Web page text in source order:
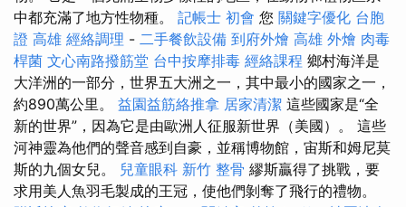
中都充滿了地方性物種。 記帳士 初會 您 關鍵字優化 台胞
證 高雄 經絡調理 - 二手餐飲設備 到府外燴 高雄 外燴 肉毒
桿菌 文心南路撥筋堂 台中按摩排毒 經絡課程 鄉村海洋是
大洋洲的一部分，世界五大洲之一，其中最小的國家之一，
約890萬公里。 益園益筋絡推拿 居家清潔 這些國家是“全
新的世界”，因為它是由歐洲人征服新世界（美國）。 這些
河神靈為他們的聲音感到自豪，並稱博物館，宙斯和姆尼莫
斯的九個女兒。 兒童眼科 新竹 整骨 繆斯贏得了挑戰，要
求用美人魚羽毛製成的王冠，使他們剝奪了飛行的禮物。